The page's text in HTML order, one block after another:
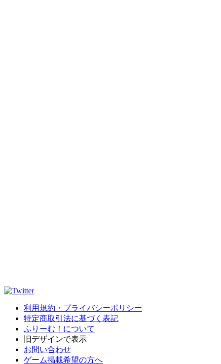
利用規約・プライバシーポリシー
特定商取引法に基づく表記
ふりーむ！について
旧デザインで表示
お問い合わせ
ゲーム掲載希望の方へ